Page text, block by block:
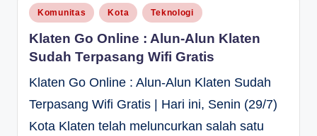
S
Y
A
H
Posted
in
Komunitas Kota Teknologi
Klaten Go Online : Alun-Alun Klaten
Sudah Terpasang Wifi Gratis
Klaten Go Online : Alun-Alun Klaten Sudah
Terpasang Wifi Gratis | Hari ini, Senin (29/7)
Kota Klaten telah meluncurkan salah satu